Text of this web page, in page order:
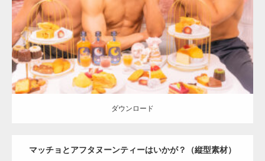
マッチョ)
外資系筋肉 肩
ダウンロード
ダウンロード
マッチョとアフタヌーンティーはいかが？（縦型素材）